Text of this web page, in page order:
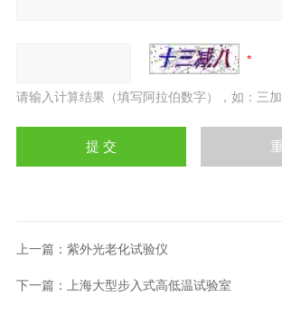
请输入计算结果（填写阿拉伯数字），如：三
上一篇： 紫外光老化试验仪
下一篇： 上海大型步入式高低温试验室